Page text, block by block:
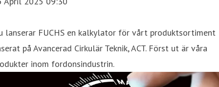
lanserar FUCHS en kalkylator för vårt produktsortiment
på Avancerad Cirkulär Teknik, ACT. Först ut är våra
inom fordonsindustrin.